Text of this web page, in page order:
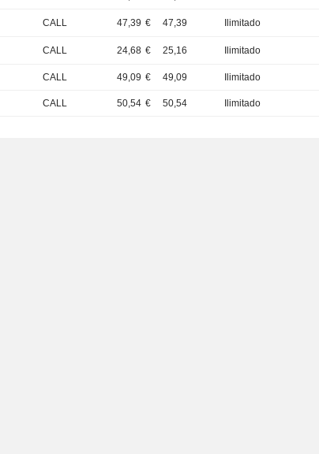
CALL 47,39 € 47,39 Ilimitado
CALL 24,68 € 25,16 Ilimitado
CALL 49,09 € 49,09 Ilimitado
CALL 50,54 € 50,54 Ilimitado